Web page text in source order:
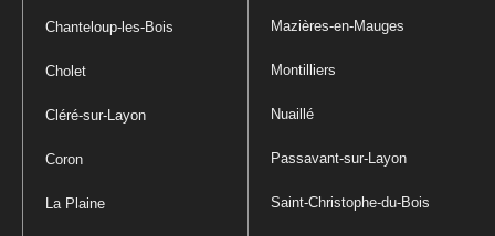
Chanteloup-les-Bois
Cholet
Cléré-sur-Layon
Coron
La Plaine
Mazières-en-Mauges
Montilliers
Nuaillé
Passavant-sur-Layon
Saint-Christophe-du-Bois